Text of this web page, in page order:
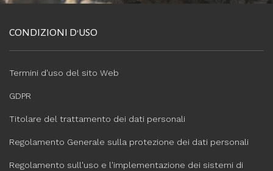
CONDIZIONI D'USO
Termini d'uso del sito Web
GDPR
Titolare del trattamento dei dati personali
Regolamento Generale sulla protezione dei dati personali
Regolamento sull'uso e l'implementazione dei sistemi di